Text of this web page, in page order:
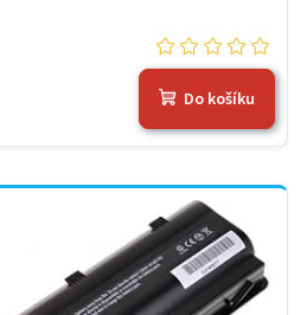
Do košíku